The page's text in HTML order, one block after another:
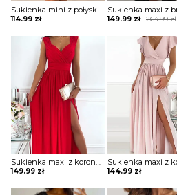
Sukienka mini z połyskiem asymetryczna
114.99 zł 264.99zł
Original
264.99 zł.
149.99 zł
Current
149.99 zł.
Sukienka maxi z koronkowymi ramiączkami
149.99 zł 144.99 zł